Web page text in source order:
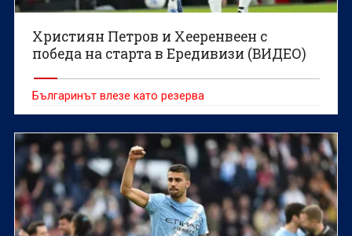
Християн Петров и Хееренвеен с
победа на старта в Ередивизи (ВИДЕО)
Българинът влезе като резерва